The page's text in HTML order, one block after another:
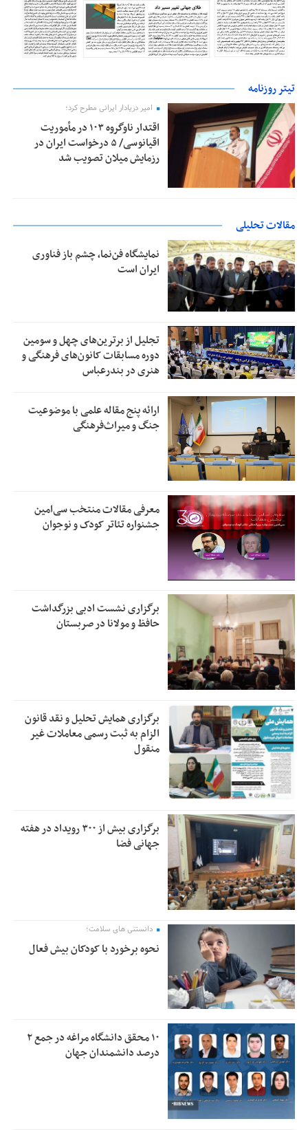
تیتر روزنامه
امیر دریادار ایرانی مطرح کرد؛
اقتدار ناوگروه ۱۰۳ در مأموریت‌
اقیانوسی/ ۵ درخواست ایران در
رزمایش میلان تصویب شد
مقالات تحلیلی
نمایشگاه فن‌نما، چشم باز فناوری
ایران است
تجلیل از بر‌ترین‌های چهل و سومین
دوره مسابقات کانون‌های فرهنگی و
هنری در بندرعباس
ارائه پنج مقاله علمی با موضوعیت
جنگ و میراث‌فرهنگی
معرفی مقالات منتخب سی‌امین
جشنواره تئاتر کودک و نوجوان
برگزاری نشست ادبی بزرگداشت
حافظ و مولانا در صربستان
برگزاری همایش تحلیل و نقد قانون
الزام به ثبت رسمی معاملات غیر
منقول
برگزاری بیش از ۳۰۰ رویداد در هفته
جهانی فضا
دانستنی های سلامت؛
نحوه برخورد با کودکان بیش فعال
۱۰ محقق دانشگاه مراغه در جمع ۲
درصد دانشمندان جهان